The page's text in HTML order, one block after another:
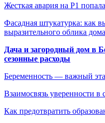
Жесткая авария на Р1
Фасадная штукатурка: как
выразительного облика дома
Дача и загородный дом в
сезонные расходы
Беременность — важный
Взаимосвязь уверенности
Как предотвратить